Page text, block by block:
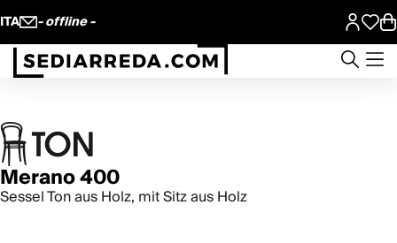
ITA - offline -
Merano 400
Sessel Ton aus Holz, mit Sitz aus Holz